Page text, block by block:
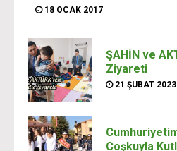
18 OCAK 2017
ŞAHİN ve
Ziyareti
21 ŞUBAT 2023
Coşkuyla